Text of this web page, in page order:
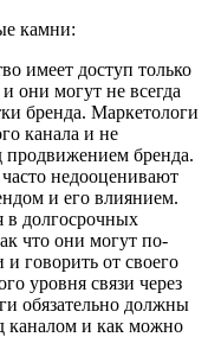
камни:
имеет доступ только
они могут не всегда
бренда. Маркетологи
канала и не
продвижением бренда.
недооценивают
и его влиянием.
долгосрочных
что они могут по-
говорить от своего
уровня связи через
обязательно должны
каналом и как можно